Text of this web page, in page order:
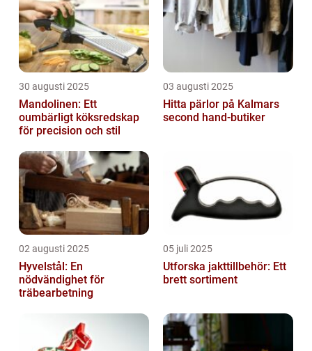
30 augusti 2025
Mandolinen: Ett
oumbärligt köksredskap
för precision och stil
03 augusti 2025
Hitta pärlor på Kalmars
second hand-butiker
02 augusti 2025
Hyvelstål: En
nödvändighet för
träbearbetning
05 juli 2025
Utforska jakttillbehör: Ett
brett sortiment